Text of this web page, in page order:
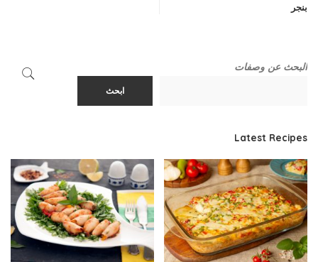
بنجر
البحث عن وصفات
ابحث
Latest Recipes